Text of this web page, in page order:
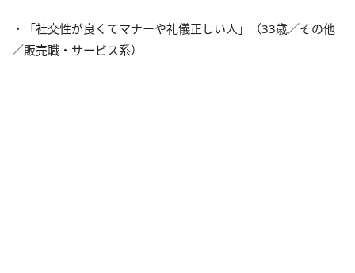
・「社交性が良くてマナーや礼儀正しい人」（33歳／その他
／販売職・サービス系）